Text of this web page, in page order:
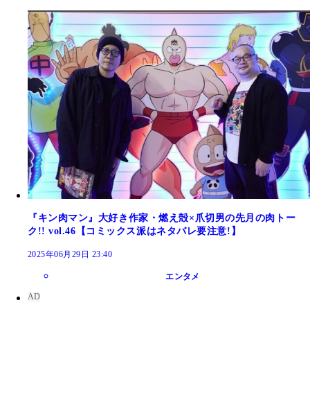
『キン肉マン』大好き作家・燃え殻×爪切男の先月の肉トー
ク!! vol.46【コミックス派はネタバレ要注意!】
2025年06月29日 23:40
エンタメ